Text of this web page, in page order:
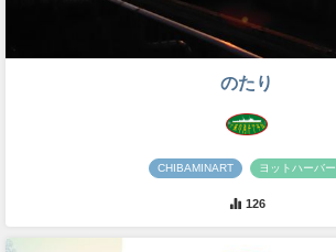
のたり
CHIBAMINART ヨットハーバー
126